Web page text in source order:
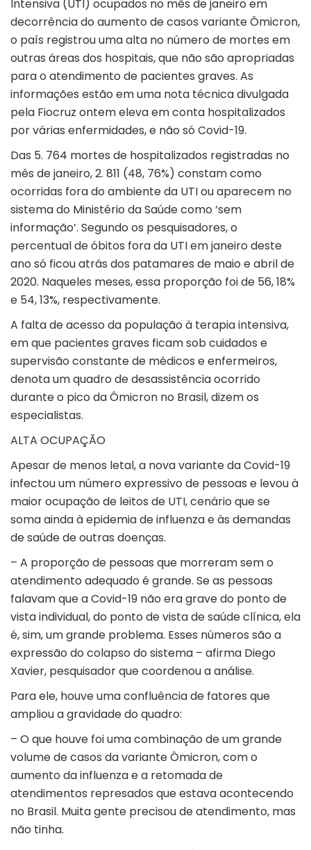
Intensiva (UTI) ocupados no mês de janeiro em
decorrência do aumento de casos variante Ômicron,
o país registrou uma alta no número de mortes em
outras áreas dos hospitais, que não são apropriadas
para o atendimento de pacientes graves. As
informações estão em uma nota técnica divulgada
pela Fiocruz ontem eleva em conta hospitalizados
por várias enfermidades, e não só Covid-19.
Das 5. 764 mortes de hospitalizados registradas no
mês de janeiro, 2. 811 (48, 76%) constam como
ocorridas fora do ambiente da UTI ou aparecem no
sistema do Ministério da Saúde como ‘sem
informação’. Segundo os pesquisadores, o
percentual de óbitos fora da UTI em janeiro deste
ano só ficou atrás dos patamares de maio e abril de
2020. Naqueles meses, essa proporção foi de 56, 18%
e 54, 13%, respectivamente.
A falta de acesso da população à terapia intensiva,
em que pacientes graves ficam sob cuidados e
supervisão constante de médicos e enfermeiros,
denota um quadro de desassistência ocorrido
durante o pico da Ômicron no Brasil, dizem os
especialistas.
ALTA OCUPAÇÃO
Apesar de menos letal, a nova variante da Covid-19
infectou um número expressivo de pessoas e levou à
maior ocupação de leitos de UTI, cenário que se
soma ainda à epidemia de influenza e às demandas
de saúde de outras doenças.
– A proporção de pessoas que morreram sem o
atendimento adequado é grande. Se as pessoas
falavam que a Covid-19 não era grave do ponto de
vista individual, do ponto de vista de saúde clínica, ela
é, sim, um grande problema. Esses números são a
expressão do colapso do sistema – afirma Diego
Xavier, pesquisador que coordenou a análise.
Para ele, houve uma confluência de fatores que
ampliou a gravidade do quadro:
– O que houve foi uma combinação de um grande
volume de casos da variante Ômicron, com o
aumento da influenza e a retomada de
atendimentos represados que estava acontecendo
no Brasil. Muita gente precisou de atendimento, mas
não tinha.